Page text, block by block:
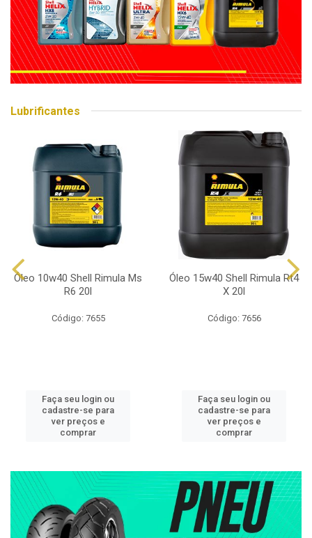
Lubrificantes
Óleo 10w40 Shell Rimula Ms
R6 20l
Código: 7655
Faça seu login ou
cadastre-se para
ver preços e
comprar
Óleo 15w40 Shell Rimula Rt4
X 20l
Código: 7656
Faça seu login ou
cadastre-se para
ver preços e
comprar